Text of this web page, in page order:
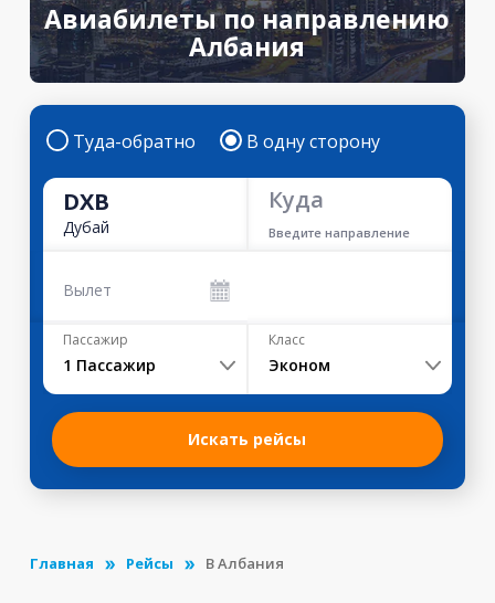
Авиабилеты по направлению
Албания
Туда-обратно В одну сторону
DXB
Дубай
Куда
Введите направление
Вылет
Пассажир
1 Пассажир
Класс
Эконом
Искать рейсы
Главная Рейсы В Албания